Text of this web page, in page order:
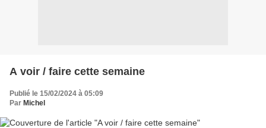
A voir / faire cette semaine
Publié le 15/02/2024 à 05:09
Par Michel